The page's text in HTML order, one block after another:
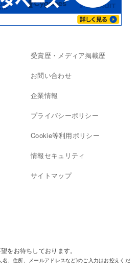
受賞歴・メディア掲載歴
お問い合わせ
企業情報
プライバシーポリシー
Cookie等利用ポリシー
情報セキュリティ
サイトマップ
をお待ちしております。
、住所、メールアドレスなど)のご入力はお控えくだ